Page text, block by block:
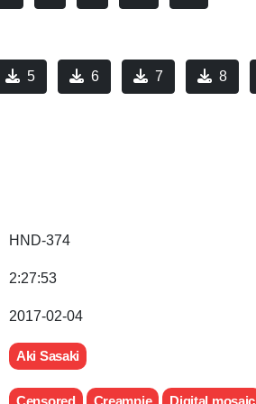
5 6 7 8
HND-374
2:27:53
2017-02-04
Aki Sasaki